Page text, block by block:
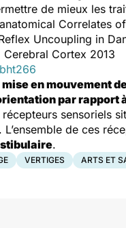
de mieux les
Correlates
Uncoupling in
Cerebral Cortex 2013
mise en mouvement
par rapport
sensoriels
de ces
.
VERTIGES
ARTS ET